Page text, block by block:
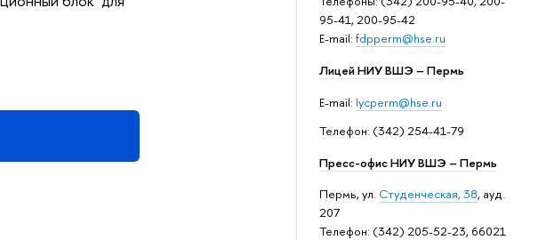
95-41, 200-95-42
E-mail: fdpperm@hse.ru
Лицей НИУ ВШЭ – Пермь
E-mail: lycperm@hse.ru
Телефон: (342) 254-41-79
Пресс-офис НИУ ВШЭ – Пермь
Пермь, ул. Студенческая, 38, ауд.
207
Телефон: (342) 205-52-23, 66021